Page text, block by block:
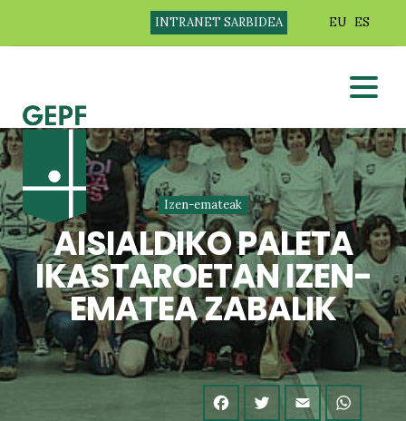
INTRANET SARBIDEA EU ES
Izen-emateak
AISIALDIKO PALETA
IKASTAROETAN IZEN-
EMATEA ZABALIK